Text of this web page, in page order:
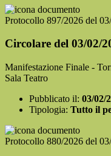
Protocollo 897/2026 del
Circolare del 03/02/
Manifestazione Finale -
Sala Teatro
Pubblicato il: 03/02/
Tipologia: Tutto il
Protocollo 880/2026 del